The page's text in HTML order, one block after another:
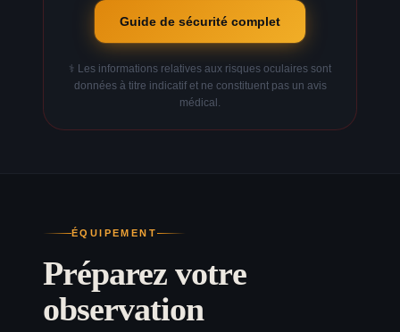
Guide de sécurité complet
⚕️ Les informations relatives aux risques oculaires sont
données à titre indicatif et ne constituent pas un avis
médical.
ÉQUIPEMENT
Préparez votre
observation